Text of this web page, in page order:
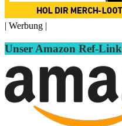
| Werbung |
Unser Amazon Ref-Link